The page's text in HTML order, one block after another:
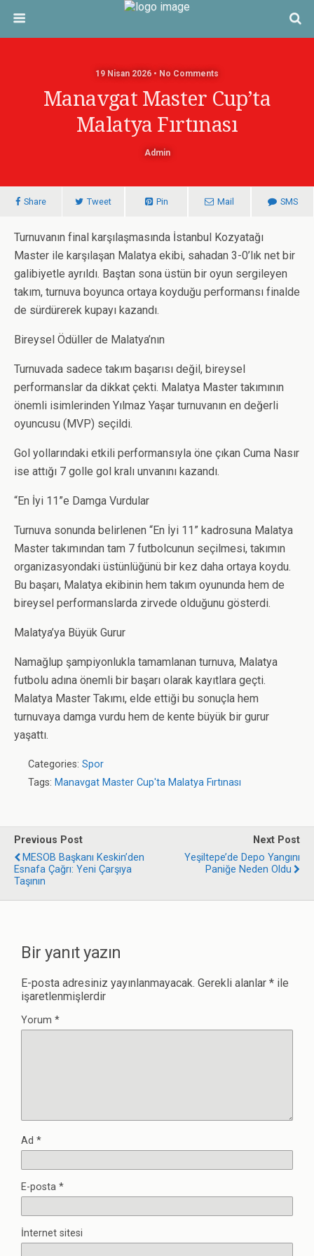
19 Nisan 2026 • No Comments
Manavgat Master Cup’ta
Malatya Fırtınası
Admin
Share Tweet Pin Mail SMS
Turnuvanın final karşılaşmasında İstanbul Kozyatağı
Master ile karşılaşan Malatya ekibi, sahadan 3-0’lık net bir
galibiyetle ayrıldı. Baştan sona üstün bir oyun sergileyen
takım, turnuva boyunca ortaya koyduğu performansı finalde
de sürdürerek kupayı kazandı.
Bireysel Ödüller de Malatya’nın
Turnuvada sadece takım başarısı değil, bireysel
performanslar da dikkat çekti. Malatya Master takımının
önemli isimlerinden Yılmaz Yaşar turnuvanın en değerli
oyuncusu (MVP) seçildi.
Gol yollarındaki etkili performansıyla öne çıkan Cuma Nasır
ise attığı 7 golle gol kralı unvanını kazandı.
“En İyi 11”e Damga Vurdular
Turnuva sonunda belirlenen “En İyi 11” kadrosuna Malatya
Master takımından tam 7 futbolcunun seçilmesi, takımın
organizasyondaki üstünlüğünü bir kez daha ortaya koydu.
Bu başarı, Malatya ekibinin hem takım oyununda hem de
bireysel performanslarda zirvede olduğunu gösterdi.
Malatya’ya Büyük Gurur
Namağlup şampiyonlukla tamamlanan turnuva, Malatya
futbolu adına önemli bir başarı olarak kayıtlara geçti.
Malatya Master Takımı, elde ettiği bu sonuçla hem
turnuvaya damga vurdu hem de kente büyük bir gurur
yaşattı.
Categories: Spor
Tags: Manavgat Master Cup'ta Malatya Fırtınası
Previous Post
MESOB Başkanı Keskin’den
Esnafa Çağrı: Yeni Çarşıya
Taşının
Next Post
Yeşiltepe’de Depo Yangını
Paniğe Neden Oldu
Bir yanıt yazın
E-posta adresiniz yayınlanmayacak. Gerekli alanlar * ile
işaretlenmişlerdir
Yorum *
Ad *
E-posta *
İnternet sitesi